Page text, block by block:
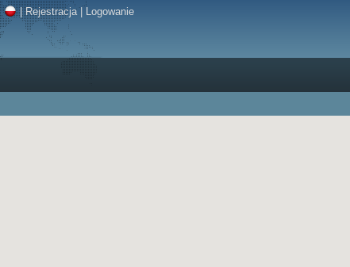
|Rejestracja| Logowanie